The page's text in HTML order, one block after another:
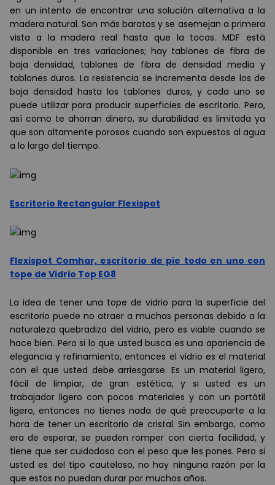
en un intento de encontrar una solución alternativa a la
madera natural. Son más baratos y se asemejan a primera
vista a la madera real hasta que la tocas. MDF está
disponible en tres variaciones; hay tablones de fibra de
baja densidad, tablones de fibra de densidad media y
tablones duros. La resistencia se incrementa desde los de
baja densidad hasta los tablones duros, y cada uno se
puede utilizar para producir superficies de escritorio. Pero,
así como te ahorran dinero, su durabilidad es limitada ya
que son altamente porosos cuando son expuestos al agua
a lo largo del tiempo.
Escritorio Rectangular Flexispot
Flexispot Comhar, escritorio de pie todo en uno con
tope de Vidrio Top EG8
La idea de tener una tope de vidrio para la superficie del
escritorio puede no atraer a muchas personas debido a la
naturaleza quebradiza del vidrio, pero es viable cuando se
hace bien. Pero si lo que usted busca es una apariencia de
elegancia y refinamiento, entonces el vidrio es el material
con el que usted debe arriesgarse. Es un material ligero,
fácil de limpiar, de gran estética, y si usted es un
trabajador ligero con pocos materiales y con un portátil
ligero, entonces no tienes nada de qué preocuparte a la
hora de tener un escritorio de cristal. Sin embargo, como
era de esperar, se pueden romper con cierta facilidad, y
tiene que ser cuidadoso con el peso que les pones. Pero si
usted es del tipo cauteloso, no hay ninguna razón por la
que estos no puedan durar por muchos años.